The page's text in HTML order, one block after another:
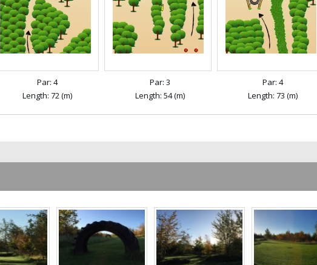
Par: 4
Length: 72 (m)
Par: 3
Length: 54 (m)
Par: 4
Length: 73 (m)